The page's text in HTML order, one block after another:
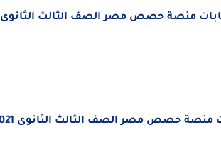
منصة حصص مصر الصف الثالث الثانوى 2021
منصة حصص مصر الصف الثالث الثانوى 2021